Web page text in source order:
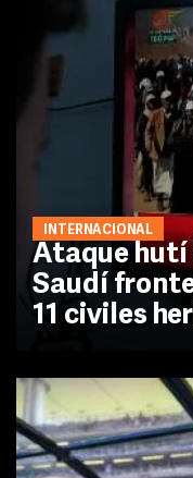
INTERNACIONAL
Ataque hutí
Saudí
11 civiles